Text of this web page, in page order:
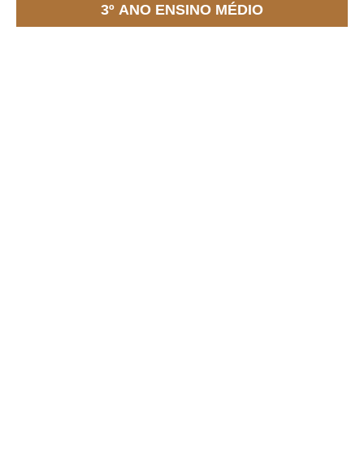
3º ANO ENSINO MÉDIO